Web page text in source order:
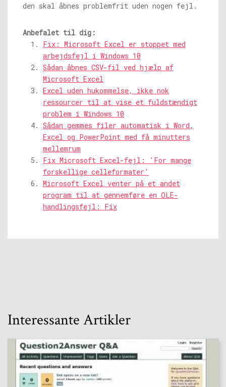
den skal åbnes problemfrit uden nogen fejl.
Anbefalet til dig:
Fix: Microsoft Excel er stoppet med
arbejdsfejl i Windows 10
Sådan åbnes CSV-fil ved hjælp af
Microsoft Excel
Excel uden hukommelse, ikke nok
ressourcer til at vise et fuldstændigt
problem i Windows 10
Sådan gemmes filer automatisk i Word,
Excel og PowerPoint med få minutters
mellemrum
Fix Microsoft Excel-fejl: 'For mange
forskellige celleformater'
Microsoft Excel venter på et andet
program til at gennemføre en OLE-
handlingsfejl: Fix
Interessante Artikler